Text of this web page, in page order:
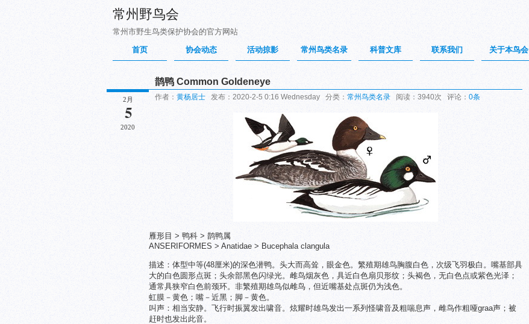
常州野鸟会
常州市野生鸟类保护协会的官方网站
首页 协会动态 活动掠影 常州鸟类名录 科普文库 联系我们 关于本鸟会
2月
5
2020
鹊鸭 Common Goldeneye
作者： 黄杨居士 发布：2020-2-5 0:16 Wednesday 分类： 常州鸟类名录 阅读：3940次 评论： 0条
雁形目 > 鸭科 > 鹊鸭属
ANSERIFORMES > Anatidae > Bucephala clangula
描述：体型中等(48厘米)的深色潜鸭。头大而高耸，眼金色。繁殖期雄鸟胸腹白色，次级飞羽极白。嘴基部具
大的白色圆形点斑；头余部黑色闪绿光。雌鸟烟灰色，具近白色扇贝形纹；头褐色，无白色点或紫色光泽；
通常具狭窄白色前颈环。非繁殖期雄鸟似雌鸟，但近嘴基处点斑仍为浅色。
虹膜－黄色；嘴－近黑；脚－黄色。
叫声：相当安静。飞行时振翼发出啸音。炫耀时雄鸟发出一系列怪啸音及粗喘息声，雌鸟作粗哑graa声；被
赶时也发出此音。